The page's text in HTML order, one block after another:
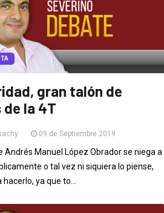
gran talón de
de la 4T
09 de Septiembre 2019
Andrés Manuel López Obrador se niega a
o tal vez ni siquiera lo piense,
ya que to...